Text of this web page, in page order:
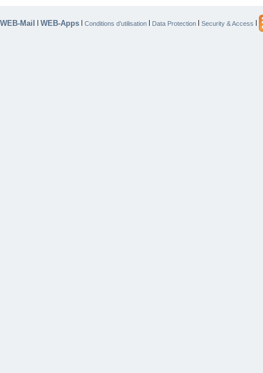
WEB-Mail | WEB-Apps | Conditions d’utilisation | Data Protection | Security & Access |